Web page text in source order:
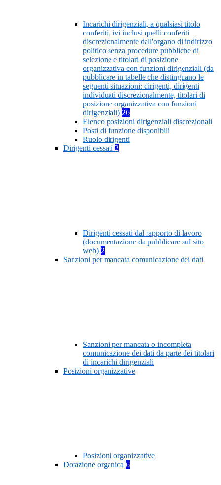
Incarichi dirigenziali, a qualsiasi titolo
conferiti, ivi inclusi quelli conferiti
discrezionalmente dall'organo di indirizzo
politico senza procedure pubbliche di
selezione e titolari di posizione
organizzativa con funzioni dirigenziali (da
pubblicare in tabelle che distinguano le
seguenti situazioni: dirigenti, dirigenti
individuati discrezionalmente, titolari di
posizione organizzativa con funzioni
dirigenziali) 26
Elenco posizioni dirigenziali discrezionali
Posti di funzione disponibili
Ruolo dirigenti
Dirigenti cessati 2
Dirigenti cessati dal rapporto di lavoro
(documentazione da pubblicare sul sito
web) 2
Sanzioni per mancata comunicazione dei dati
Sanzioni per mancata o incompleta
comunicazione dei dati da parte dei titolari
di incarichi dirigenziali
Posizioni organizzative
Posizioni organizzative
Dotazione organica 6